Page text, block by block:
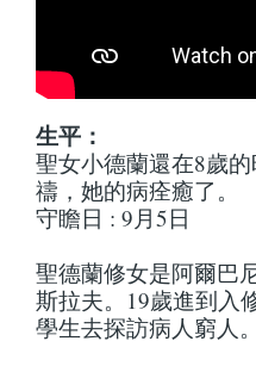
生平：
聖女小德蘭還在8歲
禱，她的病痊癒了。
守瞻日 : 9月5日
聖德蘭修女是阿爾巴
斯拉夫。19歲進到入
學生去探訪病人窮人。